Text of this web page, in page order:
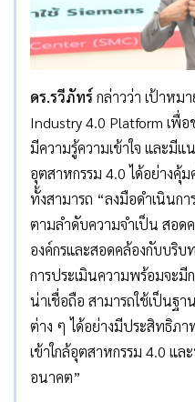
ดร.รวีภัทร์กล่าวว่า เป้าหม
Industry 4.0 Platform เพื่
มีความรู้ความเข้าใจ และมี
อุตสาหกรรม 4.0 ได้อย่างคุ้
ทั้งสามารถ “ลงมือดำเนินก
ตามลำดับความจำเป็น สอด
องค์กรและสอดคล้องกับบริ
การประเมินความพร้อมจะมี
น่าเชื่อถือ สามารถใช้เป็นฐ
ต่าง ๆ ได้อย่างมีประสิทธิภ
เข้าใกล้อุตสาหกรรม 4.0 แ
อนาคต”